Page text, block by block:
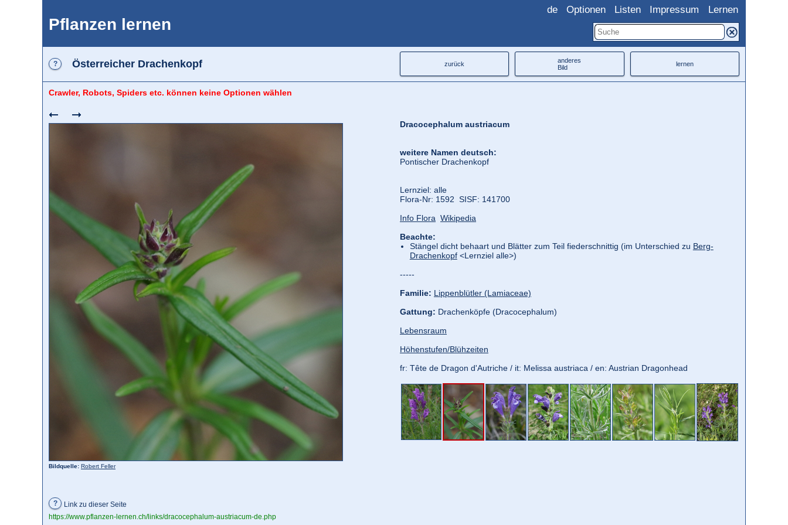
Pflanzen lernen
de Optionen Listen Impressum Lernen
? Österreicher Drachenkopf zurück
anderes
Bild
lernen
Crawler, Robots, Spiders etc. können keine Optionen wählen
Bildquelle: Robert Feller
Dracocephalum austriacum
weitere Namen deutsch:
Pontischer Drachenkopf
Lernziel: alle
Flora‑Nr: 1592 SISF: 141700
Info Flora Wikipedia
Beachte:
Stängel dicht behaart und Blätter zum Teil fiederschnittig (im Unterschied zu Berg-
Drachenkopf<Lernziel alle>)
-----
Familie: Lippenblütler (Lamiaceae)
Gattung: Drachenköpfe (Dracocephalum)
Lebensraum
Höhenstufen/Blühzeiten
fr: Tête de Dragon d'Autriche / it: Melissa austriaca / en: Austrian Dragonhead
?
Link zu dieser Seite
https://www.pflanzen-lernen.ch/links/dracocephalum-austriacum-de.php